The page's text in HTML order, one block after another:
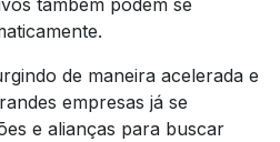
de maneira acelerada e
empresas já se
e alianças para buscar